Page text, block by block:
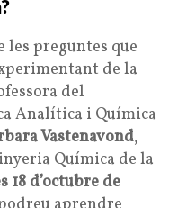
les preguntes que
de la
del
Analítica i Química
Vastenavond,
Química de la
18 d’octubre de